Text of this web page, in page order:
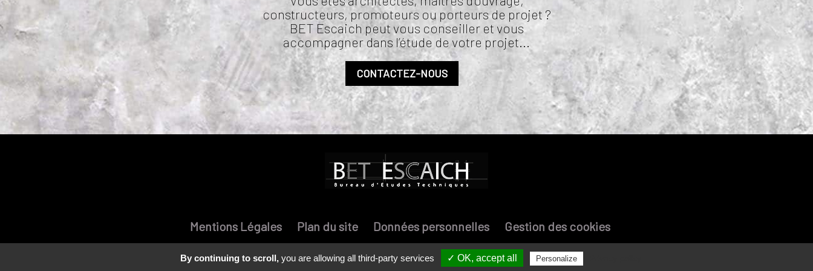
constructeurs, promoteurs ou porteurs de projet ?
BET Escaich peut vous conseiller et vous
accompagner dans l’étude de votre projet...
CONTACTEZ-NOUS
Mentions Légales Plan du site Données personnelles Gestion des cookies
By continuing to scroll, you are allowing all third-party services ✓ OK, accept all Personalize